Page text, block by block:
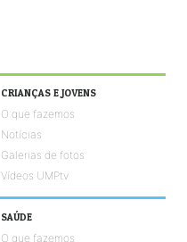
CRIANÇAS E JOVENS
O que fazemos
Notícias
Galerias de fotos
Vídeos UMPtv
SAÚDE
O que fazemos